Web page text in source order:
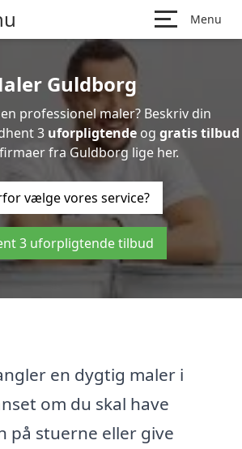
Menu
Guldborg
professionel maler? Beskriv din
3 uforpligtendeog gratis tilbud
fra Guldborg lige her.
vælge vores service?
3 uforpligtende tilbud
en dygtig maler i
om du skal have
på stuerne eller give